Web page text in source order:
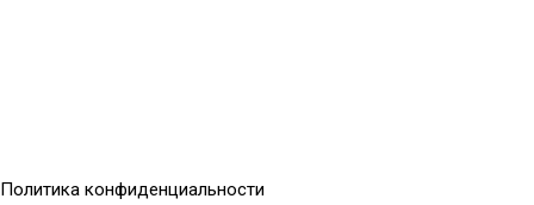
Политика конфиденциальности